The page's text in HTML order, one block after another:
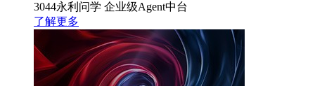
3044永利问学 企业级Agent中台
了解更多